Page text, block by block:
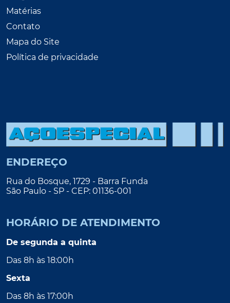
Matérias
Contato
Mapa do Site
Política de privacidade
ENDEREÇO
Rua do Bosque, 1729 - Barra Funda
São Paulo - SP - CEP: 01136-001
HORÁRIO DE ATENDIMENTO
De segunda a quinta
Das 8h às 18:00h
Sexta
Das 8h às 17:00h